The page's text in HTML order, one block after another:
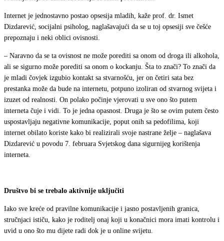
Internet je jednostavno postao opsesija mladih, kaže prof. dr. Ismet
Dizdarević, socijalni psiholog, naglašavajući da se u toj opsesiji sve češće
prepoznaju i neki oblici ovisnosti.
– Naravno da se ta ovisnost ne može porediti sa onom od droga ili alkohola,
ali se sigurno može porediti sa onom o kockanju. Šta to znači? To znači da
je mladi čovjek izgubio kontakt sa stvarnošću, jer on četiri sata bez
prestanka može da bude na internetu, potpuno izoliran od stvarnog svijeta i
izuzet od realnosti. On polako počinje vjerovati u sve ono što putem
interneta čuje i vidi. To je jedna opasnost. Druga je što se ovim putem često
uspostavljaju negativne komunikacije, poput onih sa pedofilima, koji
internet obilato koriste kako bi realizirali svoje nastrane želje – naglašava
Dizdarević u povodu 7. februara Svjetskog dana sigurnijeg korištenja
interneta.
Društvo bi se trebalo aktivnije uključiti
Iako sve kreće od pravilne komunikacije i jasno postavljenih granica,
stručnjaci ističu, kako je roditelj onaj koji u konačnici mora imati kontrolu i
uvid u ono što mu dijete radi dok je u online svijetu.